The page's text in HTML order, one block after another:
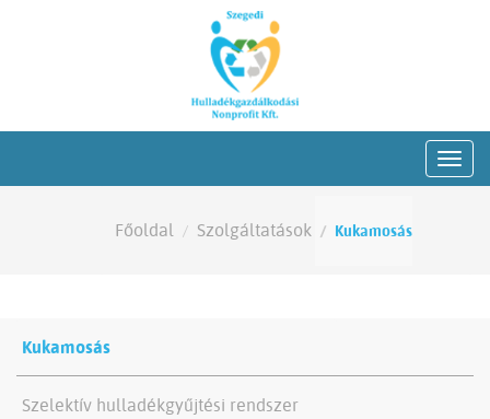
Főoldal Szolgáltatások Kukamosás
Kukamosás
Szelektív hulladékgyűjtési rendszer